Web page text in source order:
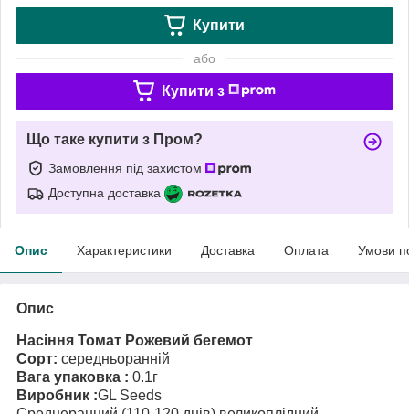
Купити
або
Купити з
Що таке купити з Пром?
Замовлення під захистом
Доступна доставка
Опис Характеристики Доставка Оплата Умови
Опис
Насіння Томат Рожевий бегемот
Сорт: середньоранній
Вага упаковка : 0.1г
Виробник :GL Seeds